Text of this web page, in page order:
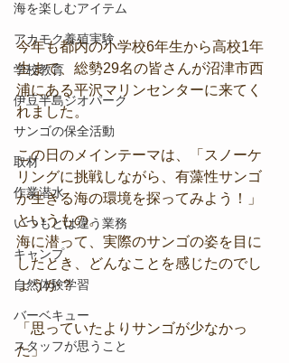
海を楽しむアイテム
アカモク養殖実験
学校教育
伊豆半島ジオパーク
サンゴの保全活動
取材
作業潜水
いつもとは違う業務
キャンプ
自然体験学習
バーベキュー
スタッフが思うこと
今年も都内の小学校6年生から高校1年
生まで、総勢29名の皆さんが沼津市西
浦にある平沢マリンセンターに来てく
れました。
この日のメインテーマは、「スノーケ
リングに挑戦しながら、有藻性サンゴ
が生きる海の環境を探ってみよう！」
というもの。
海に潜って、実際のサンゴの姿を目に
したとき、どんなことを感じたのでし
ょうか？
「思っていたよりサンゴが少なかっ
た」